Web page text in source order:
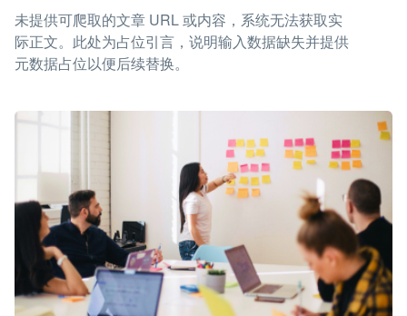
未提供可爬取的文章 URL 或内容，系统无法获取实
际正文。此处为占位引言，说明输入数据缺失并提供
元数据占位以便后续替换。